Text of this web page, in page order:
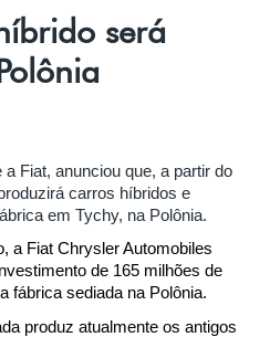
será
Fiat, anunciou que, a partir do
carros híbridos e
em Tychy, na Polônia.
a Fiat Chrysler Automobiles
de 165 milhões de
fábrica sediada na Polônia.
produz atualmente os antigos